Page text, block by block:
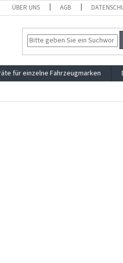
ÜBER UNS AGB
für einzelne Fahrzeugmarken